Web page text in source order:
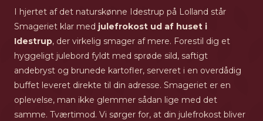
I hjertet af det naturskønne Idestrup på Lolland står
Smageriet klar med julefrokost ud af huset i
Idestrup, der virkelig smager af mere. Forestil dig et
hyggeligt julebord fyldt med sprøde sild, saftigt
andebryst og brunede kartofler, serveret i en overdådig
buffet leveret direkte til din adresse. Smageriet er en
oplevelse, man ikke glemmer sådan lige med det
samme. Tværtimod. Vi sørger for, at din julefrokost bliver